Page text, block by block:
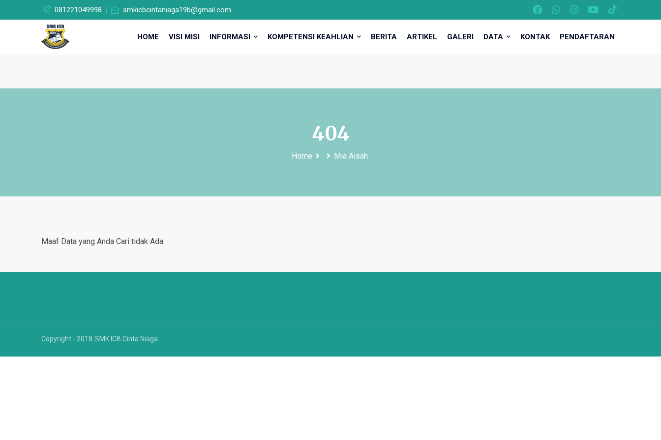
081221049998 smkicbcintaniaga19b@gmail.com
HOME VISI MISI INFORMASI KOMPETENSI KEAHLIAN BERITA ARTIKEL GALERI DATA KONTAK PENDAFTARAN
404
Home Mia Aisah
Maaf Data yang Anda Cari tidak Ada
Copyright - 2018-SMK ICB Cinta Niaga